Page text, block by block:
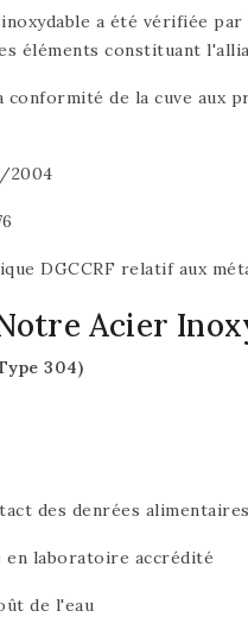
a été vérifiée
éléments constituant
de la cuve aux
2004
DGCCRF relatif aux
Acier
304)
des denrées alimentaires
laboratoire accrédité
de l'eau